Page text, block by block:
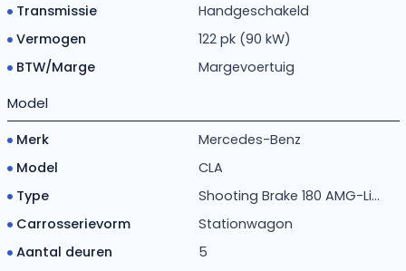
Transmissie
Handgeschakeld
Vermogen
122 pk (90 kW)
BTW/Marge
Margevoertuig
Model
Merk
Mercedes-Benz
Model
CLA
Type
Shooting Brake 180 AMG-Li...
Carrosserievorm
Stationwagon
Aantal deuren
5